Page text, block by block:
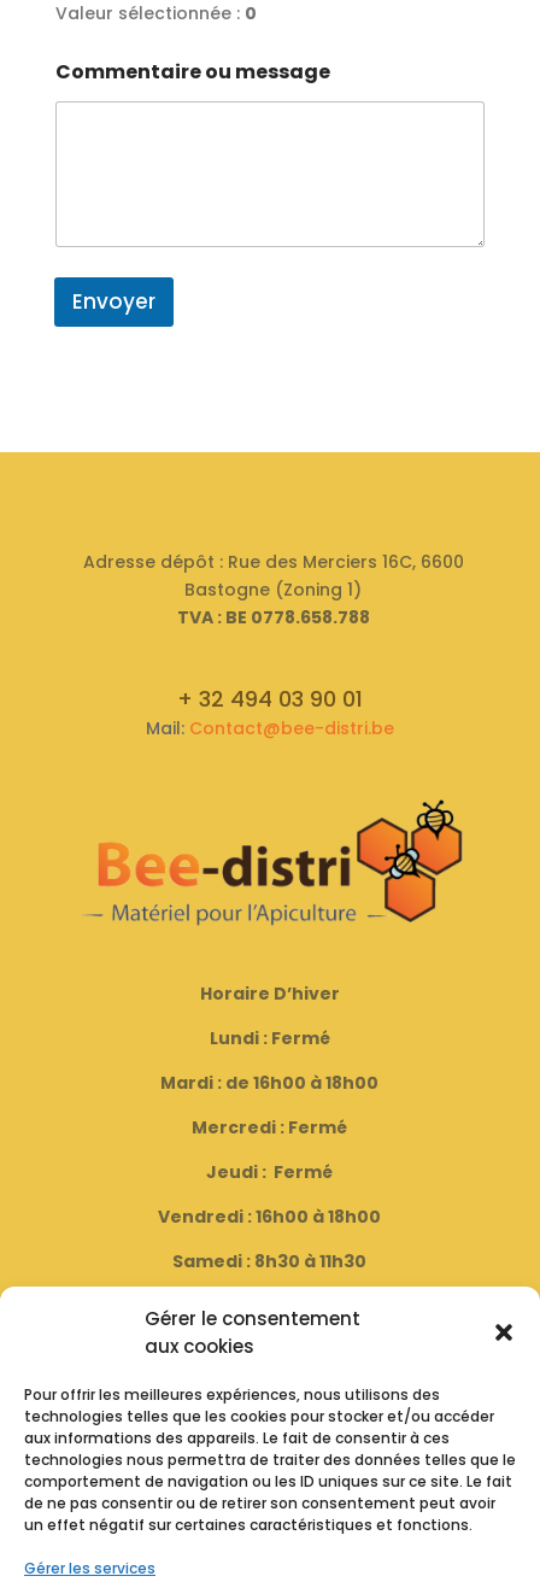
Gérer le consentement
aux cookies
Pour offrir les meilleures expériences, nous utilisons des
technologies telles que les cookies pour stocker et/ou accéder
aux informations des appareils. Le fait de consentir à ces
technologies nous permettra de traiter des données telles que le
comportement de navigation ou les ID uniques sur ce site. Le fait
de ne pas consentir ou de retirer son consentement peut avoir
un effet négatif sur certaines caractéristiques et fonctions.
Gérer les services
Valeur sélectionnée : 0
Commentaire ou message
Envoyer
r
Adresse dépôt : Rue des Merciers 16C, 6600
Bastogne (Zoning 1)
TVA : BE 0778.658.788
+ 32 494 03 90 01
Mail: Contact@bee-distri.be
Horaire D’hiver
Lundi : Fermé
Mardi : de 16h00 à 18h00
Mercredi : Fermé
Jeudi : Fermé
Vendredi : 16h00 à 18h00
Samedi : 8h30 à 11h30
( Fermé le dernier samedi du mois )
Horaire D’été
Lundi : Fermé
Mardi : de 16h00 à 19h00
Mercredi : Fermé